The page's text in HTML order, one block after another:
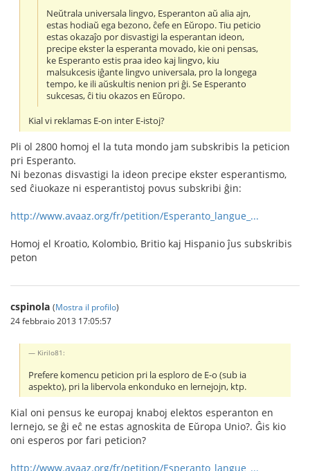
Neŭtrala universala lingvo, Esperanton aŭ alia ajn,
estas hodiaŭ ega bezono, ĉefe en Eŭropo. Tiu peticio
estas okazaĵo por disvastigi la esperantan ideon,
precipe ekster la esperanta movado, kie oni pensas,
ke Esperanto estis praa ideo kaj lingvo, kiu
malsukcesis iĝante lingvo universala, pro la longega
tempo, ke ili aŭskultis nenion pri ĝi. Se Esperanto
sukcesas, ĉi tiu okazos en Eŭropo.
Kial vi reklamas E-on inter E-istoj?
Pli ol 2800 homoj el la tuta mondo jam subskribis la peticion
pri Esperanto.
Ni bezonas disvastigi la ideon precipe ekster esperantismo,
sed ĉiuokaze ni esperantistoj povus subskribi ĝin:
http://www.avaaz.org/fr/petition/Esperanto_langue_...
Homoj el Kroatio, Kolombio, Britio kaj Hispanio ĵus subskribis
peton
cspinola (Mostra il profilo)
24 febbraio 2013 17:05:57
Kirilo81:
Prefere komencu peticion pri la esploro de E-o (sub ia
aspekto), pri la libervola enkonduko en lernejojn, ktp.
Kial oni pensus ke europaj knaboj elektos esperanton en
lernejo, se ĝi eĉ ne estas agnoskita de Eŭropa Unio?. Ĝis kio
oni esperos por fari peticion?
http://www.avaaz.org/fr/petition/Esperanto_langue_...